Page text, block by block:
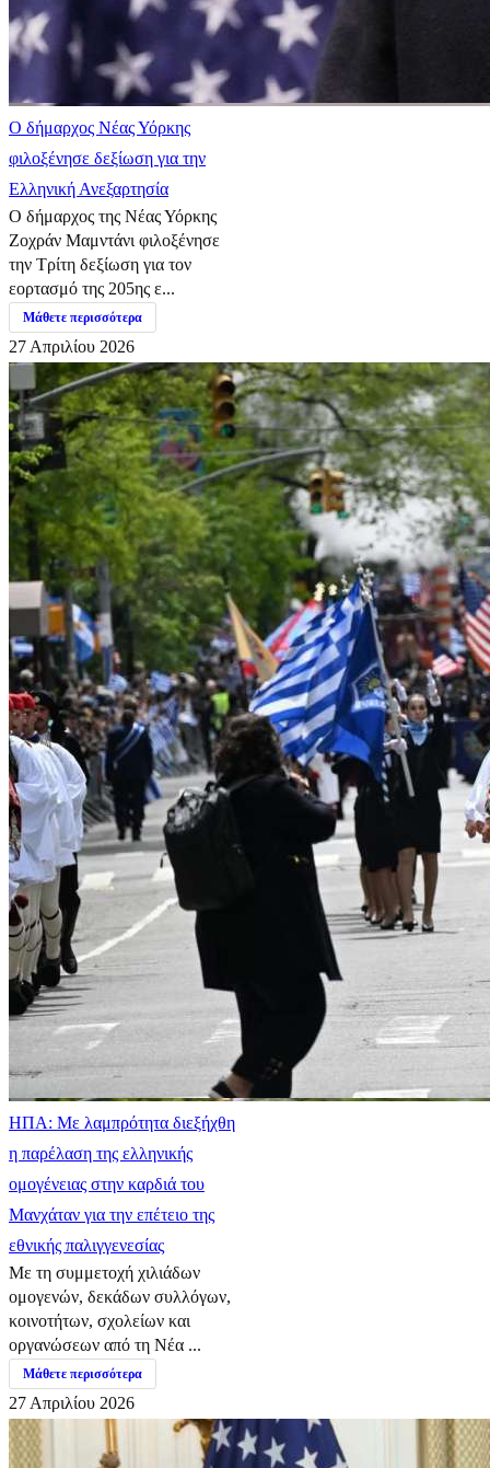
Ο δήμαρχος Νέας Υόρκης
φιλοξένησε δεξίωση για την
Ελληνική Ανεξαρτησία
Ο δήμαρχος της Νέας Υόρκης
Ζοχράν Μαμντάνι φιλοξένησε
την Τρίτη δεξίωση για τον
εορτασμό της 205ης ε...
Μάθετε περισσότερα
27 Απριλίου 2026
ΗΠΑ: Με λαμπρότητα διεξήχθη
η παρέλαση της ελληνικής
ομογένειας στην καρδιά του
Μανχάταν για την επέτειο της
εθνικής παλιγγενεσίας
Με τη συμμετοχή χιλιάδων
ομογενών, δεκάδων συλλόγων,
κοινοτήτων, σχολείων και
οργανώσεων από τη Νέα ...
Μάθετε περισσότερα
27 Απριλίου 2026